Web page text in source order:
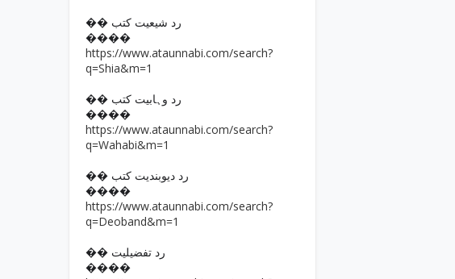
�� رد شیعیت کتب
����
https://www.ataunnabi.com/search?
q=Shia&m=1
�� رد وہابیت کتب
����
https://www.ataunnabi.com/search?
q=Wahabi&m=1
�� رد دیوبندیت کتب
����
https://www.ataunnabi.com/search?
q=Deoband&m=1
�� رد تفضیلیت
����